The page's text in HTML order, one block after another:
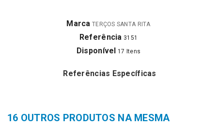
Marca TERÇOS SANTA RITA
Referência 3151
Disponível 17 Itens
Referências Específicas
16 OUTROS PRODUTOS NA MESMA